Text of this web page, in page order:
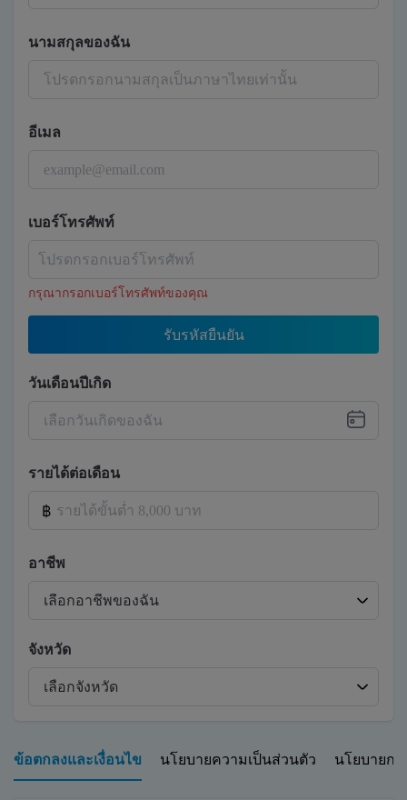
นามสกุลของฉัน
อีเมล
เบอร์โทรศัพท์
กรุณากรอกเบอร์โทรศัพท์ของคุณ
รับรหัสยืนยัน
วันเดือนปีเกิด
รายได้ต่อเดือน
฿
อาชีพ
จังหวัด
ข้อตกลงและเงื่อนไข นโยบายความเป็นส่วนตัว นโยบายก